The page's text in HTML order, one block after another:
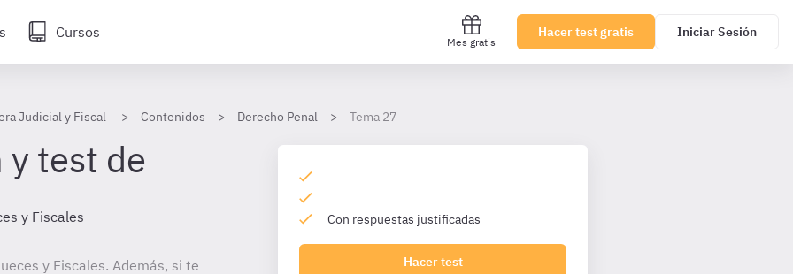
Cursos
Mes gratis
Hacer test gratis Iniciar Sesión
Judicial y Fiscal Contenidos Derecho Penal Tema 27
test de
y Fiscales
y Fiscales. Además, si te
Con respuestas justificadas
Hacer test